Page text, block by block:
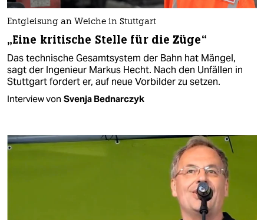
Entgleisung an Weiche in Stuttgart
„Eine kritische Stelle für die Züge“
Das technische Gesamtsystem der Bahn hat Mängel,
sagt der Ingenieur Markus Hecht. Nach den Unfällen in
Stuttgart fordert er, auf neue Vorbilder zu setzen.
Interview von Svenja Bednarczyk